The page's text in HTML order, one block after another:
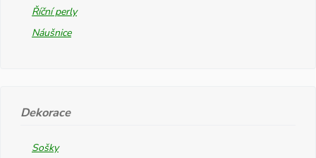
Říční perly
Náušnice
Dekorace
Sošky